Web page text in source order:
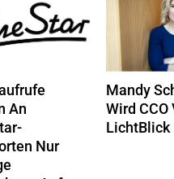
An
Nur
Mandy
Wird CCO
LichtBlick